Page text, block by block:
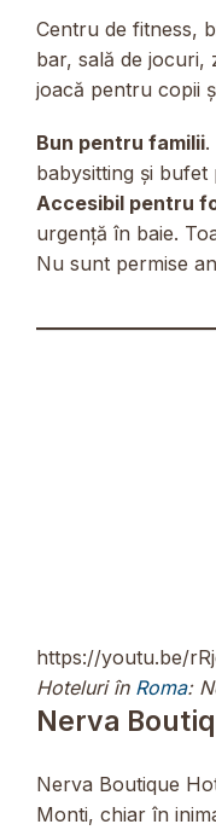
Centru de fitness,
bar, sală de jocuri,
joacă pentru copii
Bun pentru familii.
babysitting și bufet
Accesibil pentru
urgență în baie.
Nu sunt permise
https://youtu.be/
Hoteluri în Roma:
Nerva
Nerva Boutique
Monti, chiar în